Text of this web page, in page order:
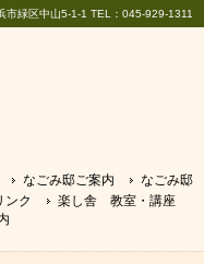
緑区中山5-1-1 TEL：045-929-1311
なごみ邸ご案内
なごみ邸
ンク
楽し舎 教室・講座